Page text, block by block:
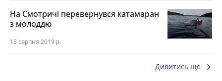
На Смотричі перевернувся катамаран
з молоддю
15 серпня 2019 р.
Дивитись ще keyboard_arrow_right